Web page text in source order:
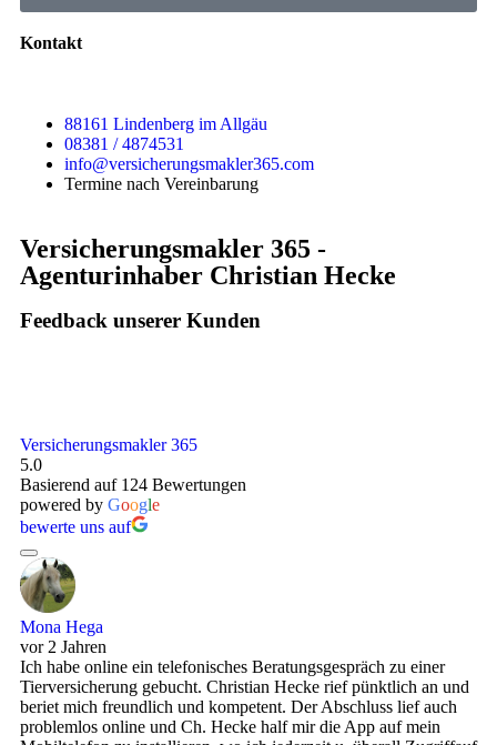
Kontakt
88161 Lindenberg im Allgäu
08381 / 4874531
info@versicherungsmakler365.com
Termine nach Vereinbarung
Versicherungsmakler 365 -
Agenturinhaber Christian Hecke
Feedback unserer Kunden
Versicherungsmakler 365
5.0
Basierend auf 124 Bewertungen
powered by Google
bewerte uns auf
Mona Hega
vor 2 Jahren
Ich habe online ein telefonisches Beratungsgespräch zu einer
Tierversicherung gebucht. Christian Hecke rief pünktlich an und
beriet mich freundlich und kompetent. Der Abschluss lief auch
problemlos online und Ch. Hecke half mir die App auf mein